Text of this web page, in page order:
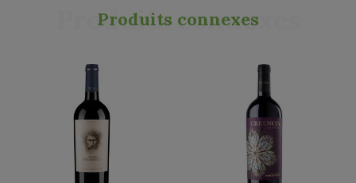
Produits connexes
Produits connexes